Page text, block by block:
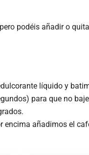
podéis añadir o
líquido y
para que no
añadimos el